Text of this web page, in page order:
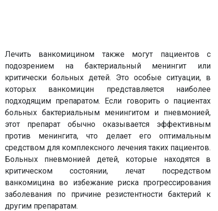
Лечить ванкомицином также могут пациентов с
подозрением на бактериальный менингит или
критически больных детей. Это особые ситуации, в
которых ванкомицин представляется наиболее
подходящим препаратом. Если говорить о пациентах
больных бактериальным менингитом и пневмонией,
этот препарат обычно оказывается эффективным
против менингита, что делает его оптимальным
средством для комплексного лечения таких пациентов.
Больных пневмонией детей, которые находятся в
критическом состоянии, лечат посредством
ванкомицина во избежание риска прогрессирования
заболевания по причине резистентности бактерий к
другим препаратам.